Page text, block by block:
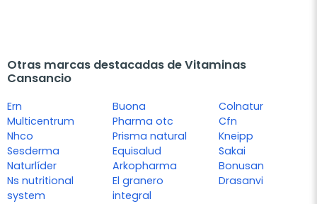
Otras marcas destacadas de Vitaminas
Cansancio
Ern
Multicentrum
Nhco
Sesderma
Naturlíder
Ns nutritional
system
Buona
Pharma otc
Prisma natural
Equisalud
Arkopharma
El granero
integral
Colnatur
Cfn
Kneipp
Sakai
Bonusan
Drasanvi